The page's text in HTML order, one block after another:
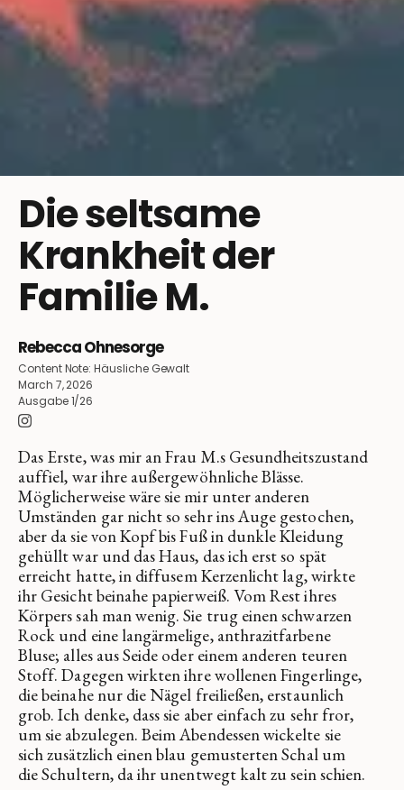
Die seltsame
Krankheit der
Familie M.
Rebecca Ohnesorge
Content Note:Häusliche Gewalt
March 7, 2026
Ausgabe 1/26
Das Erste, was mir an Frau M.s Gesundheitszustand
auffiel, war ihre außergewöhnliche Blässe.
Möglicherweise wäre sie mir unter anderen
Umständen gar nicht so sehr ins Auge gestochen,
aber da sie von Kopf bis Fuß in dunkle Kleidung
gehüllt war und das Haus, das ich erst so spät
erreicht hatte, in diffusem Kerzenlicht lag, wirkte
ihr Gesicht beinahe papierweiß. Vom Rest ihres
Körpers sah man wenig. Sie trug einen schwarzen
Rock und eine langärmelige, anthrazitfarbene
Bluse; alles aus Seide oder einem anderen teuren
Stoff. Dagegen wirkten ihre wollenen Fingerlinge,
die beinahe nur die Nägel freiließen, erstaunlich
grob. Ich denke, dass sie aber einfach zu sehr fror,
um sie abzulegen. Beim Abendessen wickelte sie
sich zusätzlich einen blau gemusterten Schal um
die Schultern, da ihr unentwegt kalt zu sein schien.